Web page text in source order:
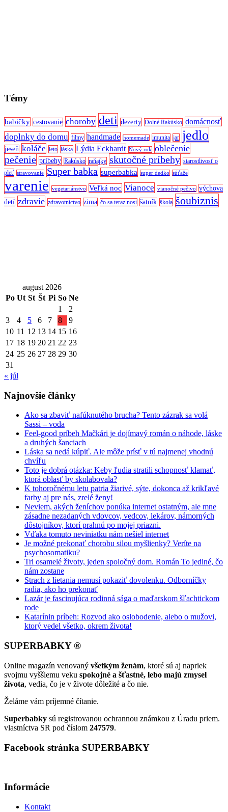
Témy
babičky cestovanie choroby deti dezerty Dolné Rakúsko domácnosť
doplnky do domu filmy handmade homemade imunita jar jedlo
jeseň koláče leto láska Lýdia Eckhardt Nový rok oblečenie
pečenie príbehy Rakúsko raňajky skutočné príbehy starostlivosť o
pleť stravovanie Super babka superbabka super dedko súťaže
varenie vegetariánstvo Veľká noc Vianoce vianočné pečivo
výchova
detí zdravie zdravotníctvo zima čo sa teraz nosí šatník škola šoubiznis
august 2026
Po Ut St Št Pi So Ne
1
2
3
4 5 6 7 8
9
10 11 12 13 14 15 16
17 18 19 20 21 22 23
24 25 26 27 28 29 30
31
« júl
Najnovšie články
Ako sa zbaviť nafúknutého brucha? Tento zázrak sa volá
Sassi – voda
Feel-good príbeh Mačkári je dojímavý román o náhode, láske
a druhých šanciach
Láska sa nedá kúpiť. Ale môže prísť v tú najmenej vhodnú
chvíľu
Toto je dobrá otázka: Keby ľudia stratili schopnosť klamať,
ktorá oblasť by skolabovala?
K tohoročnému letu patria žiarivé, sýte, dokonca až krikľavé
farby aj pre nás, zrelé ženy!
Neviem, akých ženíchov ponúka internet ostatným, ale mne
zásadne nezadaných vdovcov, vedcov, lekárov, námorných
dôstojníkov, ktorí prahnú po mojej priazni.
Vďaka tomuto neviniatku nám nešiel internet
Je možné prekonať chorobu silou myšlienky? Veríte na
psychosomatiku?
Tri osamelé životy, jeden spoločný dom. Román To jediné, čo
nám zostane
Strach z lietania nemusí pokaziť dovolenku. Odborníčky
radia, ako ho prekonať
Lazár je fascinujúca rodinná sága o maďarskom šľachtickom
rode
Katarínin príbeh: Rozvod ako oslobodenie, alebo o mužovi,
ktorý vedel všetko, okrem života!
SUPERBABKY ®
Online magazín venovaný všetkým ženám, ktoré sú aj napriek
svojmu vyššiemu veku spokojné a šťastné, lebo majú zmysel
života, vedia, čo je v živote dôležité a čo nie.
Želáme vám príjemné čítanie.
Superbabky sú registrovanou ochrannou známkou z Úradu priem.
vlastníctva SR pod číslom 247579.
Facebook stránka SUPERBABKY
Informácie
Kontakt